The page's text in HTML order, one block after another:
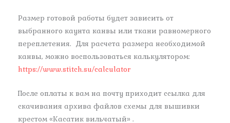
Размер готовой работы будет зависить от
выбранного каунта канвы или ткани равномерного
переплетения. Для расчета размера необходимой
канвы, можно воспользоваться калькулятором:
https://www.stitch.su/calculator
После оплаты к вам на почту приходит ссылка для
скачивания архива файлов схемы для вышивки
крестом «Касатик вильчатый» .